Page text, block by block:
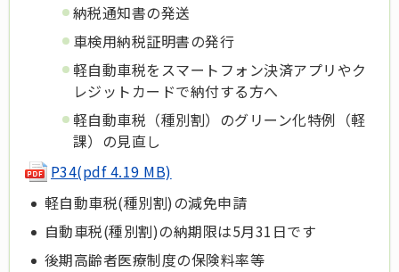
納税通知書の発送
車検用納税証明書の発行
軽自動車税をスマートフォン決済アプリやク
レジットカードで納付する方へ
軽自動車税（種別割）のグリーン化特例（軽
課）の見直し
P34(pdf 4.19 MB)
軽自動車税(種別割)の減免申請
自動車税(種別割)の納期限は5月31日です
後期高齢者医療制度の保険料率等